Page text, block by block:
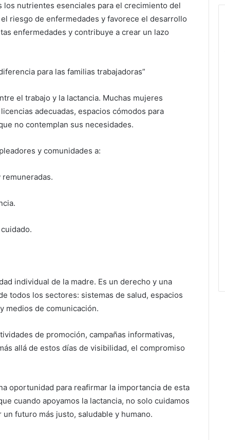
los nutrientes esenciales para el crecimiento del
riesgo de enfermedades y favorece el desarrollo
enfermedades y contribuye a crear un lazo
para las familias trabajadoras”
el trabajo y la lactancia. Muchas mujeres
adecuadas, espacios cómodos para
no contemplan sus necesidades.
y comunidades a:
individual de la madre. Es un derecho y una
todos los sectores: sistemas de salud, espacios
medios de comunicación.
de promoción, campañas informativas,
allá de estos días de visibilidad, el compromiso
oportunidad para reafirmar la importancia de esta
cuando apoyamos la lactancia, no solo cuidamos
futuro más justo, saludable y humano.